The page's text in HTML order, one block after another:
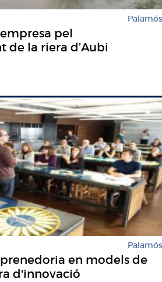
Palamós
pel
de la riera d’Aubi
Palamós
en models de
d'innovació